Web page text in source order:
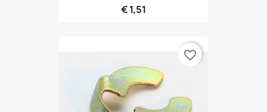
€ 1,51
favorite_border